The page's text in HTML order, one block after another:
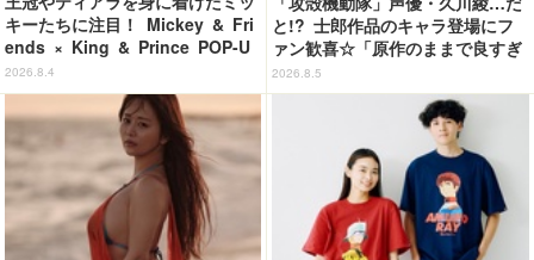
キーたちに注目！ Mickey & Fri
ends × King & Prince POP-U
P SHOP「MAGIC STAGE」に新
商品登場
2026.8.4
と!? 士郎作品のキャラ登場にフ
ァン歓喜☆「原作のままで良すぎ
るな」「脳の処理が追いつかない
よお」…第5話【ネタバレあり反
2026.8.5